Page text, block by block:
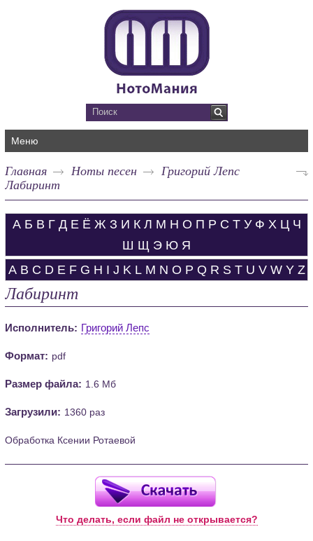
Меню
Главная Ноты песен
Григорий Лепс
Лабиринт
А Б В Г Д Е Ё Ж З И К Л М Н О П Р С Т У Ф Х Ц Ч
Ш Щ Э Ю Я
A B C D E F G H I J K L M N O P Q R S T U V W Y Z
Лабиринт
Исполнитель: Григорий Лепс
Формат: pdf
Размер файла: 1.6 Мб
Загрузили: 1360 раз
Обработка Ксении Ротаевой
Что делать, если файл не открывается?